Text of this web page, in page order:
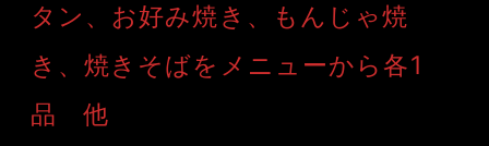
タン、お好み焼き、もんじゃ焼
き、焼きそばをメニューから各1
品 他